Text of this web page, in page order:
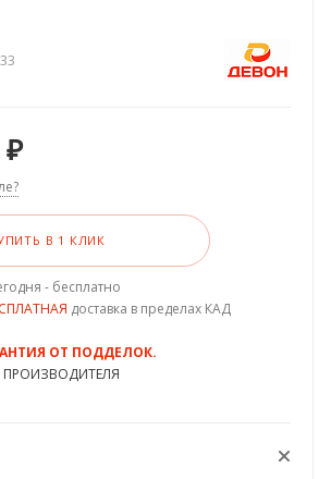
₽
В 1 КЛИК
- бесплатно
доставка в пределах КАД
ОТ ПОДДЕЛОК.
ПРОИЗВОДИТЕЛЯ